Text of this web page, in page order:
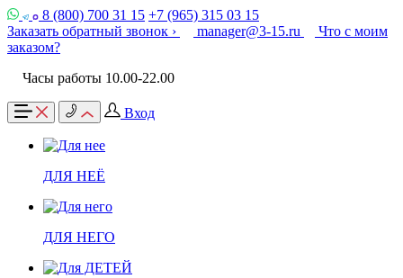
8 (800) 700 31 15 +7 (965) 315 03 15
Заказать обратный звонок ›
manager@3-15.ru
Что с моим
заказом?
Часы работы 10.00-22.00
Вход
ДЛЯ НЕЁ
ДЛЯ НЕГО